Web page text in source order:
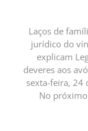
Laços de
jurídico do
explicam
deveres aos
sexta-feira, 24
No